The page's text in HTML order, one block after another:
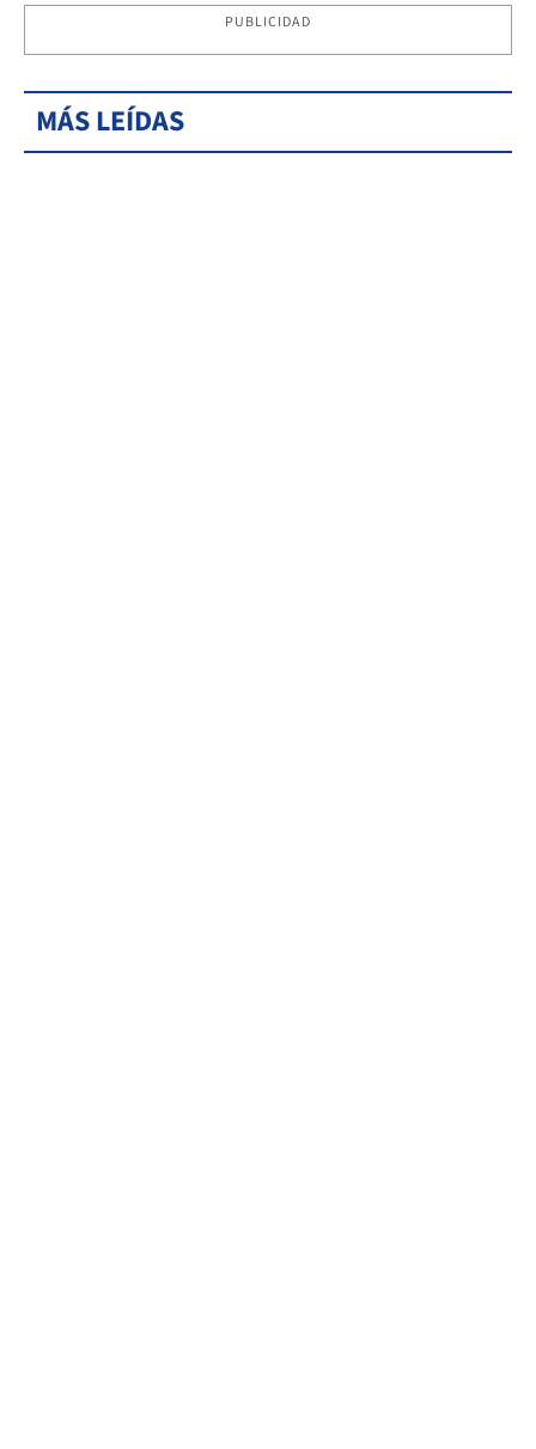
PUBLICIDAD
MÁS LEÍDAS